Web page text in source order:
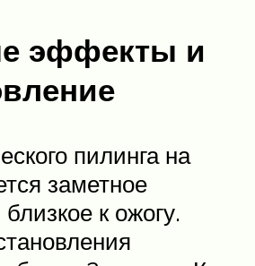
эффекты и
пилинга на
заметное
к ожогу.